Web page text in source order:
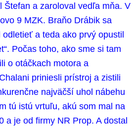
Štefan a zaroloval vedľa mňa. V
9 MZK. Braňo Drábik sa
a teda ako prvý opustil
Počas toho, ako sme si tam
o otáčkach motora a
priniesli prístroj a zistili
najväčší uhol nábehu
tú istú vrtuľu, akú som mal na
a je od firmy NR Prop. A dostal